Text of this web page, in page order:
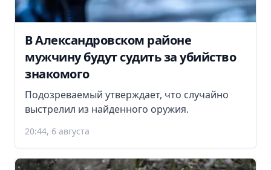
В Александровском районе
мужчину будут судить за убийство
знакомого
Подозреваемый утверждает, что случайно
выстрелил из найденного оружия.
20:44, 6 августа